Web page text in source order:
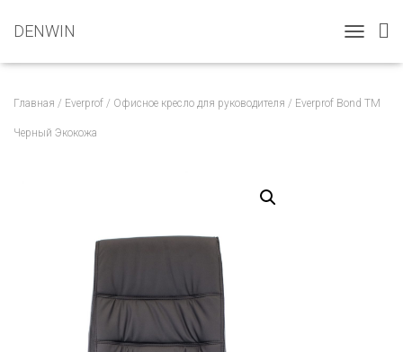
DENWIN
O
G
Главная / Everprof / Офисное кресло для руководителя / Everprof Bond TM
Черный Экокожа